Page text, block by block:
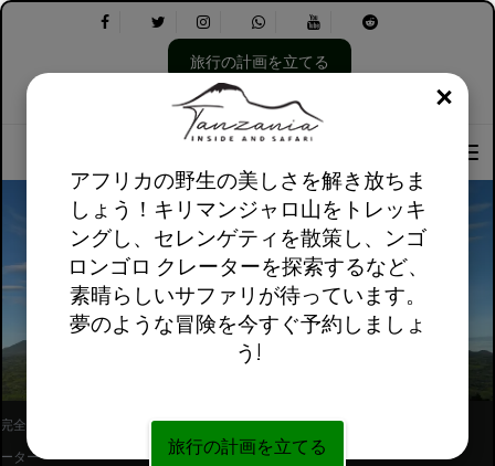
旅行の計画を立てる
選
択
し
て
く
だ
さ
い:
私たちについて
選
択
し
ま
す。
アルーシャ発火山国立公園での 3 日間のゴリ
ラ トレッキング
完全に登録されたアフリカ現地ツアーオペレ
ーター
フォローしてください
アフリカの野生の美しさを解き放ちま
しょう！キリマンジャロ山をトレッキ
ングし、セレンゲティを散策し、ンゴ
ロンゴロ クレーターを探索するなど、
素晴らしいサファリが待っています。
夢のような冒険を今すぐ予約しましょ
う!
旅行の計画を立てる
閉